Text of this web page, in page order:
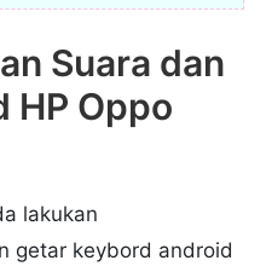
Suara dan
HP Oppo
lakukan
getar keybord android